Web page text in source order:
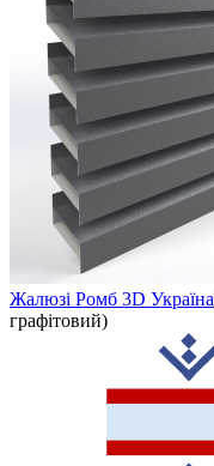
Жалюзі Ромб 3D Україна
графітовий)